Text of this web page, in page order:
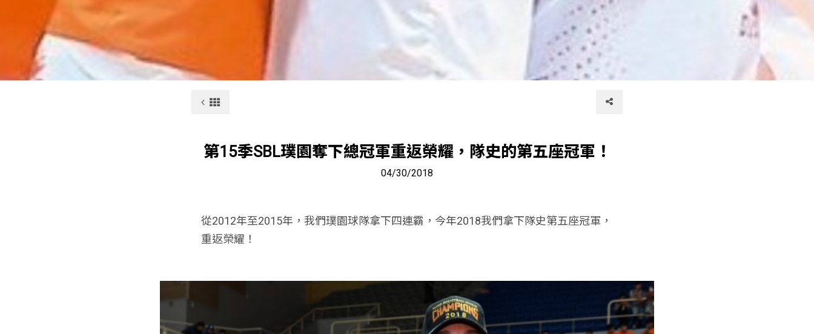
第15季SBL璞園奪下總冠軍重返榮耀，隊史的第五座冠軍！
04/30/2018
從2012年至2015年，我們璞園球隊拿下四連霸，今年2018我們拿下隊史第五座冠軍，
重返榮耀！